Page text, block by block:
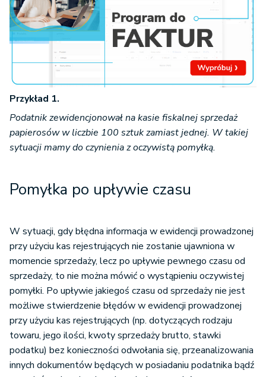
Przykład 1.
Podatnik zewidencjonował na kasie fiskalnej sprzedaż
papierosów w liczbie 100 sztuk zamiast jednej. W takiej
sytuacji mamy do czynienia z oczywistą pomyłką.
Pomyłka po upływie czasu
W sytuacji, gdy błędna informacja w ewidencji prowadzonej
przy użyciu kas rejestrujących nie zostanie ujawniona w
momencie sprzedaży, lecz po upływie pewnego czasu od
sprzedaży, to nie można mówić o wystąpieniu oczywistej
pomyłki. Po upływie jakiegoś czasu od sprzedaży nie jest
możliwe stwierdzenie błędów w ewidencji prowadzonej
przy użyciu kas rejestrujących (np. dotyczących rodzaju
towaru, jego ilości, kwoty sprzedaży brutto, stawki
podatku) bez konieczności odwołania się, przeanalizowania
innych dokumentów będących w posiadaniu podatnika bądź